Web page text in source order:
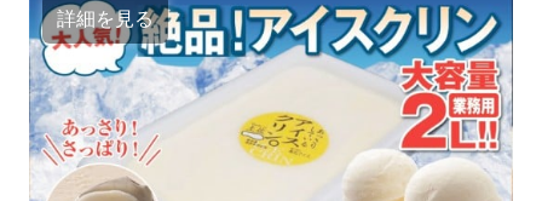
詳細を見る